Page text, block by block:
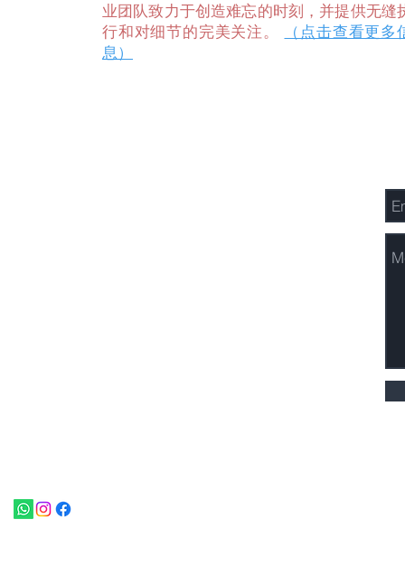
业团队致力于创造难忘的时刻，并提供无缝
行和对细节的完美关注。
（点击查看更多
息）